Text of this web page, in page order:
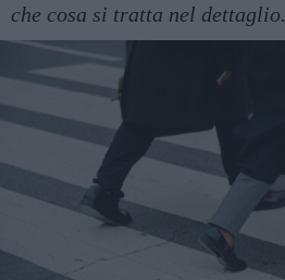
che cosa si tratta nel dettaglio.